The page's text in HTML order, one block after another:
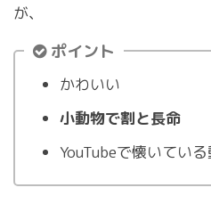
が、
ポイント
かわいい
小動物で割と長命
YouTubeで懐いてい